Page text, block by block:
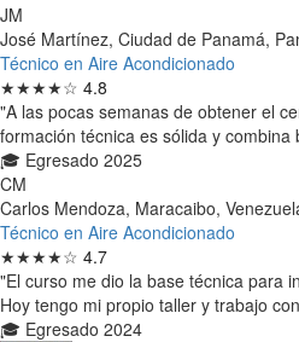
JM
José Martínez, Ciudad de Panamá,
Técnico en Aire Acondicionado
★★★★☆ 4.8
"A las pocas semanas de obtener el
formación técnica es sólida y
🎓 Egresado 2025
CM
Carlos Mendoza, Maracaibo,
Técnico en Aire Acondicionado
★★★★☆ 4.7
"El curso me dio la base técnica para
Hoy tengo mi propio taller y trabajo
🎓 Egresado 2024